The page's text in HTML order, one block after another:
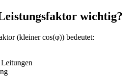
wichtig?
(kleiner cos(φ)) bedeutet: